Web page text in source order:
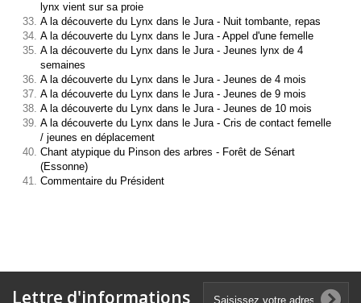
lynx vient sur sa proie
A la découverte du Lynx dans le Jura - Nuit tombante, repas
A la découverte du Lynx dans le Jura - Appel d'une femelle
A la découverte du Lynx dans le Jura - Jeunes lynx de 4
semaines
A la découverte du Lynx dans le Jura - Jeunes de 4 mois
A la découverte du Lynx dans le Jura - Jeunes de 9 mois
A la découverte du Lynx dans le Jura - Jeunes de 10 mois
A la découverte du Lynx dans le Jura - Cris de contact femelle
/ jeunes en déplacement
Chant atypique du Pinson des arbres - Forêt de Sénart
(Essonne)
Commentaire du Président
Lettre d'informations